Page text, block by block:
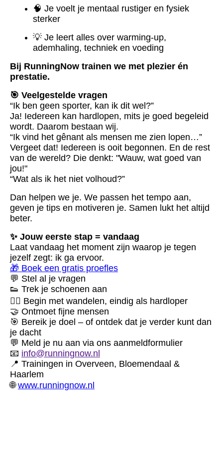
🧠 Je voelt je mentaal rustiger en fysiek
sterker
💡 Je leert alles over warming-up,
ademhaling, techniek en voeding
Bij RunningNow trainen we met plezier én
prestatie.
🎯 Veelgestelde vragen
“Ik ben geen sporter, kan ik dit wel?”
Ja! Iedereen kan hardlopen, mits je goed begeleid
wordt. Daarom bestaan wij.
“Ik vind het gênant als mensen me zien lopen…”
Vergeet dat! Iedereen is ooit begonnen. En de rest
van de wereld? Die denkt: "Wauw, wat goed van
jou!"
“Wat als ik het niet volhoud?”
Dan helpen we je. We passen het tempo aan,
geven je tips en motiveren je. Samen lukt het altijd
beter.
✨ Jouw eerste stap = vandaag
Laat vandaag het moment zijn waarop je tegen
jezelf zegt: ik ga ervoor.
🎁 Boek een gratis proefles
💬 Stel al je vragen
👟 Trek je schoenen aan
🚶‍♀️ Begin met wandelen, eindig als hardloper
🤝 Ontmoet fijne mensen
🎯 Bereik je doel – of ontdek dat je verder kunt dan
je dacht
💬 Meld je nu aan via ons aanmeldformulier
📧 info@runningnow.nl
📍 Trainingen in Overveen, Bloemendaal &
Haarlem
🌐www.runningnow.nl